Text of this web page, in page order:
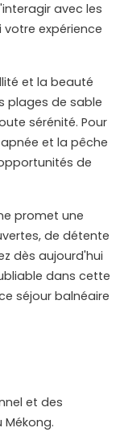
avec les
expérience
et la beauté
plages de sable
sérénité. Pour
et la pêche
de
promet une
de détente
dès aujourd'hui
dans cette
séjour balnéaire
et des